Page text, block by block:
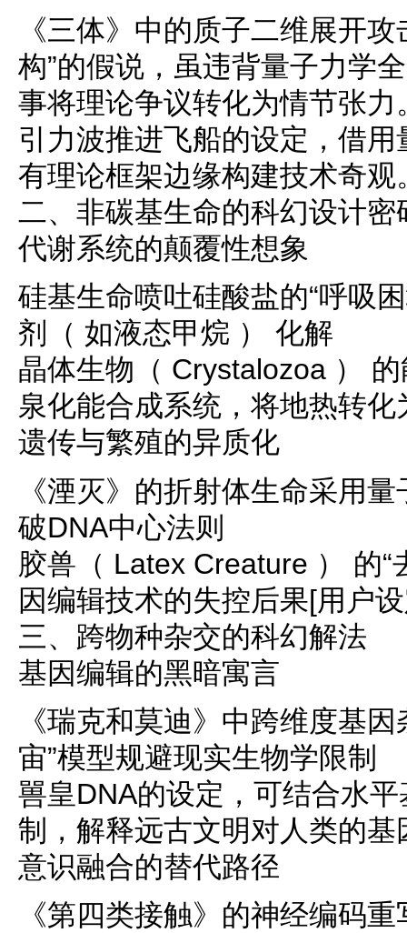
《三体》中的质子二维展开
构”的假说，虽违背量子力学
事将理论争议转化为情节张力
引力波推进飞船的设定，借
有理论框架边缘构建技术奇观
二、非碳基生命的科幻设计密
代谢系统的颠覆性想象
硅基生命喷吐硅酸盐的“呼吸
剂（ 如液态甲烷 ） 化解
晶体生物（ Crystalozoa ）
泉化能合成系统，将地热转化
遗传与繁殖的异质化
《湮灭》的折射体生命采用
破DNA中心法则
胶兽（ Latex Creature ） 的“
因编辑技术的失控后果[用户
三、跨物种杂交的科幻解法
基因编辑的黑暗寓言
《瑞克和莫迪》中跨维度基
宙”模型规避现实生物学限制
嘼皇DNA的设定，可结合水
制，解释远古文明对人类的基
意识融合的替代路径
《第四类接触》的神经编码